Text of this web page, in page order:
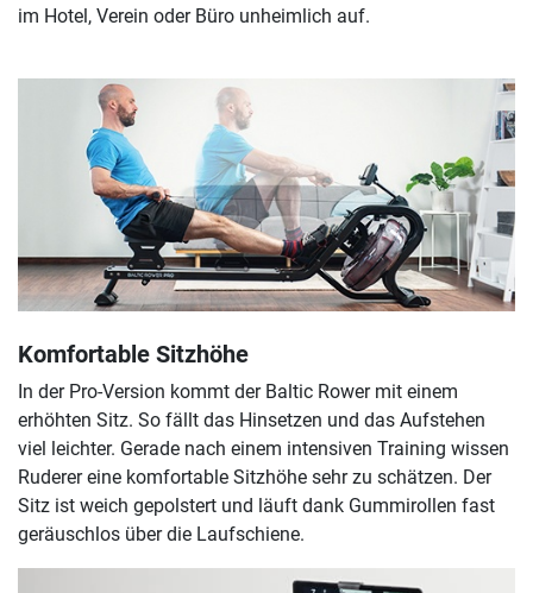
im Hotel, Verein oder Büro unheimlich auf.
Komfortable Sitzhöhe
In der Pro-Version kommt der Baltic Rower mit einem
erhöhten Sitz. So fällt das Hinsetzen und das Aufstehen
viel leichter. Gerade nach einem intensiven Training wissen
Ruderer eine komfortable Sitzhöhe sehr zu schätzen. Der
Sitz ist weich gepolstert und läuft dank Gummirollen fast
geräuschlos über die Laufschiene.